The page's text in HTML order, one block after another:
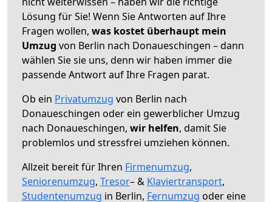
Lösung für Sie! Wenn Sie Antworten auf Ihre
Fragen wollen, was kostet überhaupt mein
Umzug von Berlin nach Donaueschingen – dann
wählen Sie sie uns, denn wir haben immer die
passende Antwort auf Ihre Fragen parat.
Ob ein Privatumzug von Berlin nach
Donaueschingen oder ein gewerblicher Umzug
nach Donaueschingen, wir helfen, damit Sie
problemlos und stressfrei umziehen können.
Allzeit bereit für Ihren Firmenumzug,
Seniorenumzug, Tresor– & Klaviertransport,
Studentenumzug in Berlin, Fernumzug oder eine